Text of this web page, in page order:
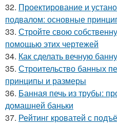
32. Проектирование и
подвалом: основные
33. Стройте свою
помощью этих чертежей
34. Как сделать вечную
35. Строительство банных
принципы и размеры
36. Банная печь из трубы:
домашней баньки
37. Рейтинг кроватей с